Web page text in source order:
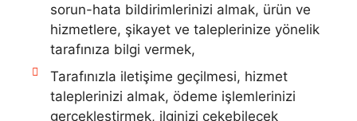
sorun-hata bildirimlerinizi almak, ürün ve
hizmetlere, şikayet ve taleplerinize yönelik
tarafınıza bilgi vermek,
Tarafınızla iletişime geçilmesi, hizmet
taleplerinizi almak, ödeme işlemlerinizi
gerçekleştirmek, ilginizi çekebilecek